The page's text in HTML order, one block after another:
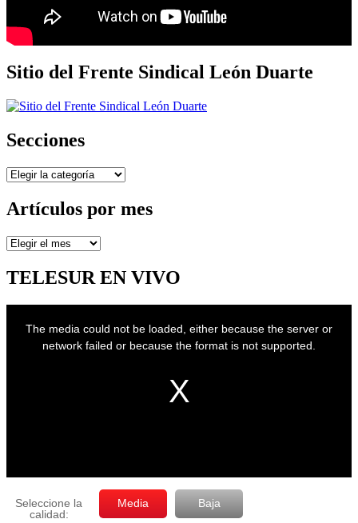
Sitio del Frente Sindical León Duarte
Secciones
Secciones
Artículos por mes
Artículos
mes
TELESUR EN VIVO